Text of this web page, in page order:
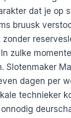
dat je op
bruusk
zonder
zulke
Slotenmaker
dagen per
technieker